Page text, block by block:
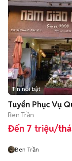
Tin nổi bật
Tuyển Phục Vụ
Ben Trần
Đến 7 triệu/
Ben Trần